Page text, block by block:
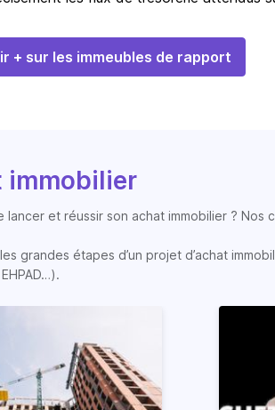
+ sur les immeubles de rapport
immobilier
lancer et réussir son achat immobilier ? Nos
grandes étapes d’un projet d’achat